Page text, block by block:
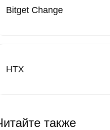
Bitget Change
HTX
также